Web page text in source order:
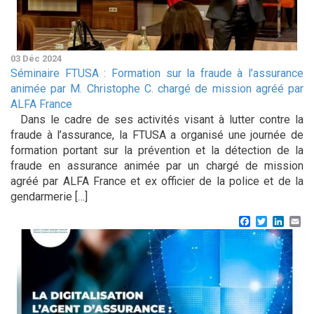
03 Déc 2024
Séminaire FTUSA : Formation sur la fraude à l’assurance
animée par M. Christophe C. chargé de mission agréé par
ALFA France
Dans le cadre de ses activités visant à lutter contre la
fraude à l’assurance, la FTUSA a organisé une journée de
formation portant sur la prévention et la détection de la
fraude en assurance animée par un chargé de mission
agréé par ALFA France et ex officier de la police et de la
gendarmerie […]
Facebook
Twitter